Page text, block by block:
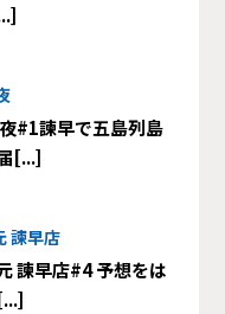
#1諫早で五島列島
[...]
諫早店
諫早店#4 予想をは